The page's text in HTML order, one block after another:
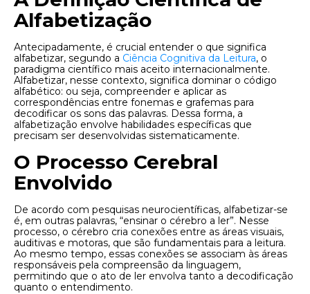
Alfabetização
Antecipadamente, é crucial entender o que significa
alfabetizar, segundo a Ciência Cognitiva da Leitura, o
paradigma científico mais aceito internacionalmente.
Alfabetizar, nesse contexto, significa dominar o código
alfabético: ou seja, compreender e aplicar as
correspondências entre fonemas e grafemas para
decodificar os sons das palavras. Dessa forma, a
alfabetização envolve habilidades específicas que
precisam ser desenvolvidas sistematicamente.
O Processo Cerebral
Envolvido
De acordo com pesquisas neurocientíficas, alfabetizar-se
é, em outras palavras, “ensinar o cérebro a ler”. Nesse
processo, o cérebro cria conexões entre as áreas visuais,
auditivas e motoras, que são fundamentais para a leitura.
Ao mesmo tempo, essas conexões se associam às áreas
responsáveis pela compreensão da linguagem,
permitindo que o ato de ler envolva tanto a decodificação
quanto o entendimento.